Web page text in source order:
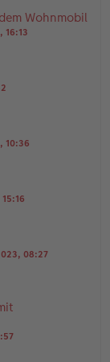
Wohnmobil
16:13
10:36
08:27